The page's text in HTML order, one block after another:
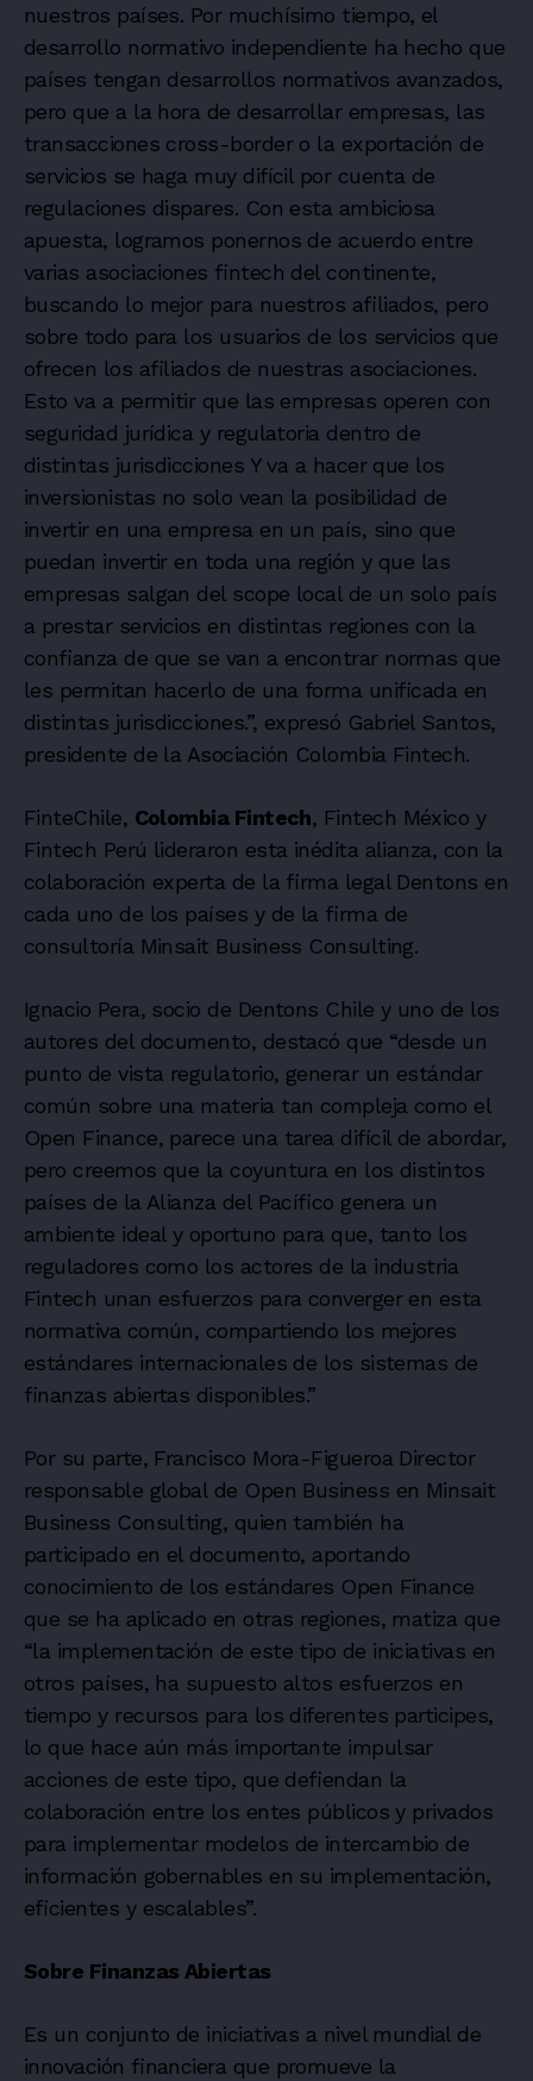
nuestros países. Por muchísimo tiempo, el
desarrollo normativo independiente ha hecho que
países tengan desarrollos normativos avanzados,
pero que a la hora de desarrollar empresas, las
transacciones cross-border o la exportación de
servicios se haga muy difícil por cuenta de
regulaciones dispares. Con esta ambiciosa
apuesta, logramos ponernos de acuerdo entre
varias asociaciones fintech del continente,
buscando lo mejor para nuestros afiliados, pero
sobre todo para los usuarios de los servicios que
ofrecen los afiliados de nuestras asociaciones.
Esto va a permitir que las empresas operen con
seguridad jurídica y regulatoria dentro de
distintas jurisdicciones Y va a hacer que los
inversionistas no solo vean la posibilidad de
invertir en una empresa en un país, sino que
puedan invertir en toda una región y que las
empresas salgan del scope local de un solo país
a prestar servicios en distintas regiones con la
confianza de que se van a encontrar normas que
les permitan hacerlo de una forma unificada en
distintas jurisdicciones.”, expresó Gabriel Santos,
presidente de la Asociación Colombia Fintech.
FinteChile, Colombia Fintech, Fintech México y
Fintech Perú lideraron esta inédita alianza, con la
colaboración experta de la firma legal Dentons en
cada uno de los países y de la firma de
consultoría Minsait Business Consulting.
Ignacio Pera, socio de Dentons Chile y uno de los
autores del documento, destacó que “desde un
punto de vista regulatorio, generar un estándar
común sobre una materia tan compleja como el
Open Finance, parece una tarea difícil de abordar,
pero creemos que la coyuntura en los distintos
países de la Alianza del Pacífico genera un
ambiente ideal y oportuno para que, tanto los
reguladores como los actores de la industria
Fintech unan esfuerzos para converger en esta
normativa común, compartiendo los mejores
estándares internacionales de los sistemas de
finanzas abiertas disponibles.”
Por su parte, Francisco Mora-Figueroa Director
responsable global de Open Business en Minsait
Business Consulting, quien también ha
participado en el documento, aportando
conocimiento de los estándares Open Finance
que se ha aplicado en otras regiones, matiza que
“la implementación de este tipo de iniciativas en
otros países, ha supuesto altos esfuerzos en
tiempo y recursos para los diferentes participes,
lo que hace aún más importante impulsar
acciones de este tipo, que defiendan la
colaboración entre los entes públicos y privados
para implementar modelos de intercambio de
información gobernables en su implementación,
eficientes y escalables”.
Sobre Finanzas Abiertas
Es un conjunto de iniciativas a nivel mundial de
innovación financiera que promueve la